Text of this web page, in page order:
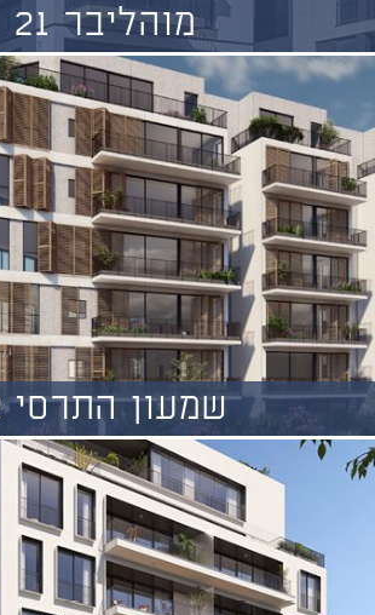
מוהליבר 21
שמעון התרסי 2